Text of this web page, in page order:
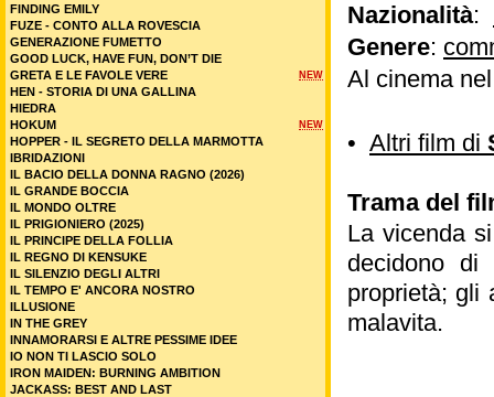
Nazionalità:
Genere:
Al cinema
• Altri film di
Trama del
La vicenda
decidono di
proprietà; gli
malavita.
FINDING EMILY
FUZE - CONTO ALLA ROVESCIA
GENERAZIONE FUMETTO
GOOD LUCK, HAVE FUN, DON’T DIE
NEW
GRETA E LE FAVOLE VERE
HEN - STORIA DI UNA GALLINA
HIEDRA
NEW
HOKUM
HOPPER - IL SEGRETO DELLA MARMOTTA
IBRIDAZIONI
IL BACIO DELLA DONNA RAGNO (2026)
IL GRANDE BOCCIA
IL MONDO OLTRE
IL PRIGIONIERO (2025)
IL PRINCIPE DELLA FOLLIA
IL REGNO DI KENSUKE
IL SILENZIO DEGLI ALTRI
IL TEMPO E' ANCORA NOSTRO
ILLUSIONE
IN THE GREY
INNAMORARSI E ALTRE PESSIME IDEE
IO NON TI LASCIO SOLO
IRON MAIDEN: BURNING AMBITION
JACKASS: BEST AND LAST